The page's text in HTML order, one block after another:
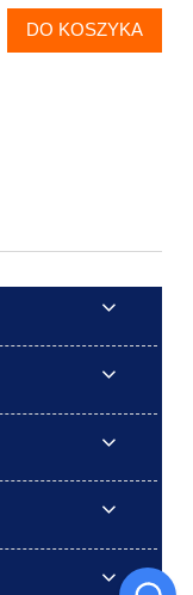
DO KOSZYKA